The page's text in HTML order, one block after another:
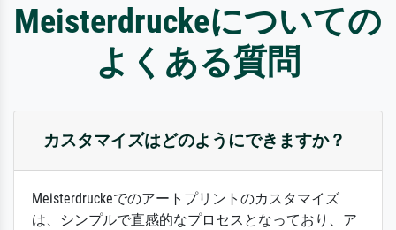
Meisterdruckeについての
よくある質問
カスタマイズはどのようにできますか？
Meisterdruckeでのアートプリントのカスタマイズ
は、シンプルで直感的なプロセスとなっており、ア